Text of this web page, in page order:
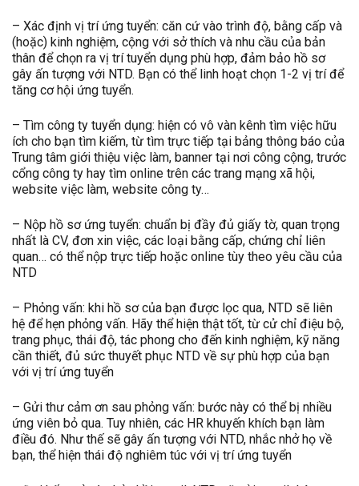
– Xác định vị trí ứng tuyển: căn cứ vào trình độ, bằng cấp và
(hoặc) kinh nghiệm, cộng với sở thích và nhu cầu của bản
thân để chọn ra vị trí tuyển dụng phù hợp, đảm bảo hồ sơ
gây ấn tượng với NTD. Bạn có thể linh hoạt chọn 1-2 vị trí để
tăng cơ hội ứng tuyển.
– Tìm công ty tuyển dụng: hiện có vô vàn kênh tìm việc hữu
ích cho bạn tìm kiếm, từ tìm trực tiếp tại bảng thông báo của
Trung tâm giới thiệu việc làm, banner tại nơi công cộng, trước
cổng công ty hay tìm online trên các trang mạng xã hội,
website việc làm, website công ty…
– Nộp hồ sơ ứng tuyển: chuẩn bị đầy đủ giấy tờ, quan trọng
nhất là CV, đơn xin việc, các loại bằng cấp, chứng chỉ liên
quan… có thể nộp trực tiếp hoặc online tùy theo yêu cầu của
NTD
– Phỏng vấn: khi hồ sơ của bạn được lọc qua, NTD sẽ liên
hệ để hẹn phỏng vấn. Hãy thể hiện thật tốt, từ cử chỉ điệu bộ,
trang phục, thái độ, tác phong cho đến kinh nghiệm, kỹ năng
cần thiết, đủ sức thuyết phục NTD về sự phù hợp của bạn
với vị trí ứng tuyển
– Gửi thư cảm ơn sau phỏng vấn: bước này có thể bị nhiều
ứng viên bỏ qua. Tuy nhiên, các HR khuyến khích bạn làm
điều đó. Như thế sẽ gây ấn tượng với NTD, nhắc nhở họ về
bạn, thể hiện thái độ nghiêm túc với vị trí ứng tuyển